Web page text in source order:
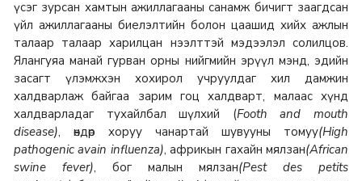
үсэг зурсан хамтын ажиллагааны санамж бичигт заагдсан
үйл ажиллагааны биелэлтийн болон цаашид хийх ажлын
талаар талаар харилцан нээлттэй мэдээлэл солилцов.
Ялангуяа манай гурван орны нийгмийн эрүүл мэнд, эдийн
засагт үлэмжхэн хохирол учруулдаг хил дамжин
халдварлаж байгаа зарим гоц халдварт, малаас хүнд
халдварладаг тухайлбал шүлхий (Footh and mouth
disease), өндөр хоруу чанартай шувууны томуу(High
pathogenic avain influenza), африкын гахайн мялзан(African
swine fever), бог малын мялзан(Pest des petits